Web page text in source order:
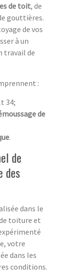
de toit, de
gouttières.
de vos
à un
travail de
:
34;
de
.
de
des
dans le
toiture et
votre
dans les
conditions.